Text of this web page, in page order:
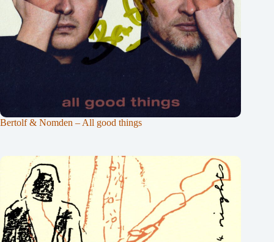
Bertolf & Nomden – All good things